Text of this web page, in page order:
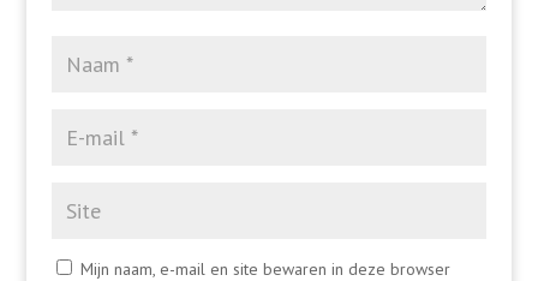
Mijn naam, e-mail en site bewaren in deze browser